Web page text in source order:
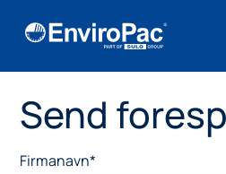
Send
Firmanavn*